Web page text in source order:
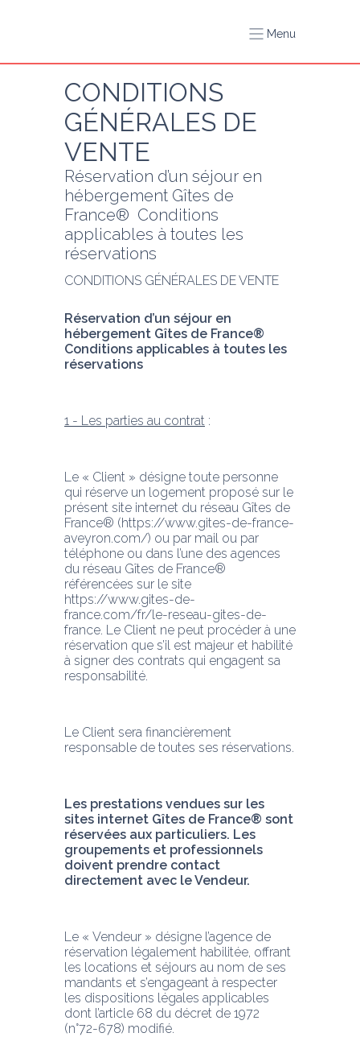
Menu
CONDITIONS
GÉNÉRALES DE
VENTE
Réservation d’un séjour en
hébergement Gîtes de
France®  Conditions
applicables à toutes les
réservations
CONDITIONS GÉNÉRALES DE VENTE
Réservation d’un séjour en
hébergement Gîtes de France®
Conditions applicables à toutes les
réservations
1 - Les parties au contrat :
Le « Client » désigne toute personne
qui réserve un logement proposé sur le
présent site internet du réseau Gîtes de
France® (https://www.gites-de-france-
aveyron.com/) ou par mail ou par
téléphone ou dans l’une des agences
du réseau Gîtes de France®
référencées sur le site
https://www.gites-de-
france.com/fr/le-reseau-gites-de-
france. Le Client ne peut procéder à une
réservation que s’il est majeur et habilité
à signer des contrats qui engagent sa
responsabilité.
Le Client sera financièrement
responsable de toutes ses réservations.
Les prestations vendues sur les
sites internet Gîtes de France® sont
réservées aux particuliers. Les
groupements et professionnels
doivent prendre contact
directement avec le Vendeur.
Le « Vendeur » désigne l’agence de
réservation légalement habilitée, offrant
les locations et séjours au nom de ses
mandants et s’engageant à respecter
les dispositions légales applicables
dont l’article 68 du décret de 1972
(n°72-678) modifié.